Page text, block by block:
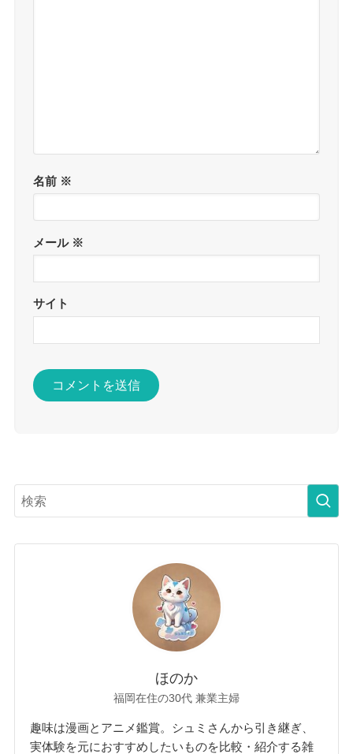
名前 ※
メール ※
サイト
ほのか
福岡在住の30代 兼業主婦
趣味は漫画とアニメ鑑賞。シュミさんから引き継ぎ、
実体験を元におすすめしたいものを比較・紹介する雑